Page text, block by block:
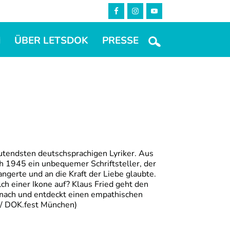
ÜBER LETSDOK PRESSE
deutschsprachigen Lyriker. Aus
1945 ein unbequemer Schriftsteller, der
und an die Kraft der Liebe glaubte.
einer Ikone auf? Klaus Fried geht den
und entdeckt einen empathischen
DOK.fest München)